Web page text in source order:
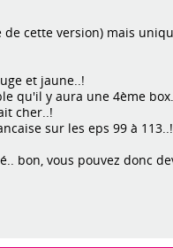
cette version) mais
et jaune..!
qu'il y aura une 4ème box..
cher..!
sur les eps 99 à
bon, vous pouvez donc